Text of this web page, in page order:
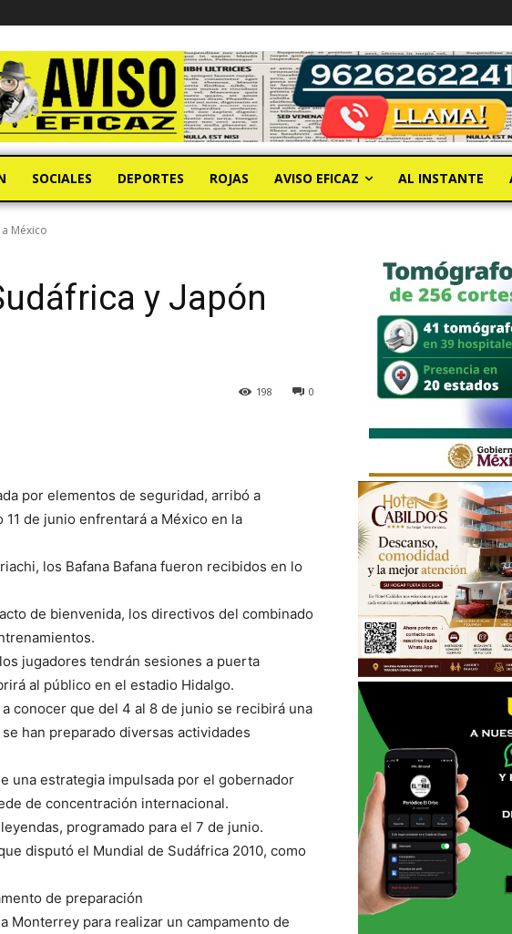
SOCIALES DEPORTES ROJAS AVISO EFICAZ AL INSTANTE
México
y Japón
0
198
por elementos de seguridad, arribó a
de junio enfrentará a México en la
los Bafana Bafana fueron recibidos en lo
de bienvenida, los directivos del combinado
jugadores tendrán sesiones a puerta
al público en el estadio Hidalgo.
conocer que del 4 al 8 de junio se recibirá una
han preparado diversas actividades
una estrategia impulsada por el gobernador
de concentración internacional.
programado para el 7 de junio.
disputó el Mundial de Sudáfrica 2010, como
de preparación
Monterrey para realizar un campamento de